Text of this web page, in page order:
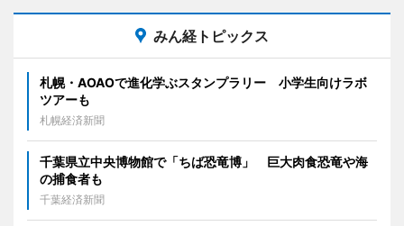
みん経トピックス
札幌・AOAOで進化学ぶスタンプラリー 小学生向けラボ
ツアーも
札幌経済新聞
千葉県立中央博物館で「ちば恐竜博」 巨大肉食恐竜や海
の捕食者も
千葉経済新聞